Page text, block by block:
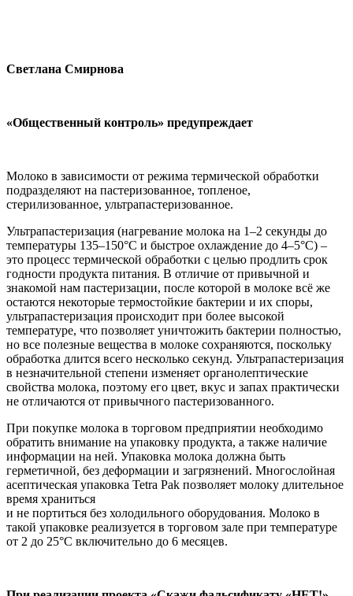
Светлана Смирнова
«Общественный контроль» предупреждает
Молоко в зависимости от режима термической обработки
подразделяют на пастеризованное, топленое,
стерилизованное, ультрапастеризованное.
Ультрапастеризация (нагревание молока на 1–2 секунды до
температуры 135–150°С и быстрое охлаждение до 4–5°С) –
это процесс термической обработки с целью продлить срок
годности продукта питания. В отличие от привычной и
знакомой нам пастеризации, после которой в молоке всё же
остаются некоторые термостойкие бактерии и их споры,
ультрапастеризация происходит при более высокой
температуре, что позволяет уничтожить бактерии полностью,
но все полезные вещества в молоке сохраняются, поскольку
обработка длится всего несколько секунд. Ультрапастеризация
в незначительной степени изменяет органолептические
свойства молока, поэтому его цвет, вкус и запах практически
не отличаются от привычного пастеризованного.
При покупке молока в торговом предприятии необходимо
обратить внимание на упаковку продукта, а также наличие
информации на ней. Упаковка молока должна быть
герметичной, без деформации и загрязнений. Многослойная
асептическая упаковка Tetra Pak позволяет молоку длительное
время храниться
и не портиться без холодильного оборудования. Молоко в
такой упаковке реализуется в торговом зале при температуре
от 2 до 25°С включительно до 6 месяцев.